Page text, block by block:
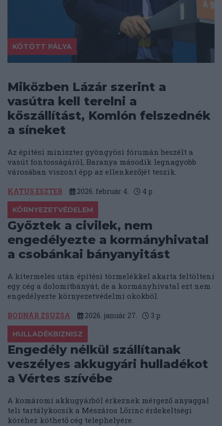
KÖTÖTT PÁLYA
Miközben Lázár szerint a
vasútra kell terelni a
kőszállítást, Komlón felszednék
a síneket
Az építési miniszter gyöngyösi fórumán beszélt a
vasút fontosságáról, Baranya második legnagyobb
városában viszont épp az ellenkezőjét teszik.
KATUS ESZTER 2026. február 4. 4 p
KÖRNYEZETVÉDELEM
Győztek a civilek, nem
engedélyezte a kormányhivatal
a csobánkai bányanyitást
A kitermelés után építési törmelékkel akarta feltölteni
egy cég a dolomitbányát, de a kormányhivatal ezt nem
engedélyezte környezetvédelmi okokból.
BODNÁR ZSUZSA 2026. január 27. 3 p
HULLADÉKBIZNISZ
Engedély nélkül szállítanak
veszélyes akkugyári hulladékot
a Vértes szívébe
A komáromi akkugyárból érkeznek mérgező anyaggal
teli tartálykocsik a Mészáros Lőrinc érdekeltségi
köréhez köthető cég telephelyére.